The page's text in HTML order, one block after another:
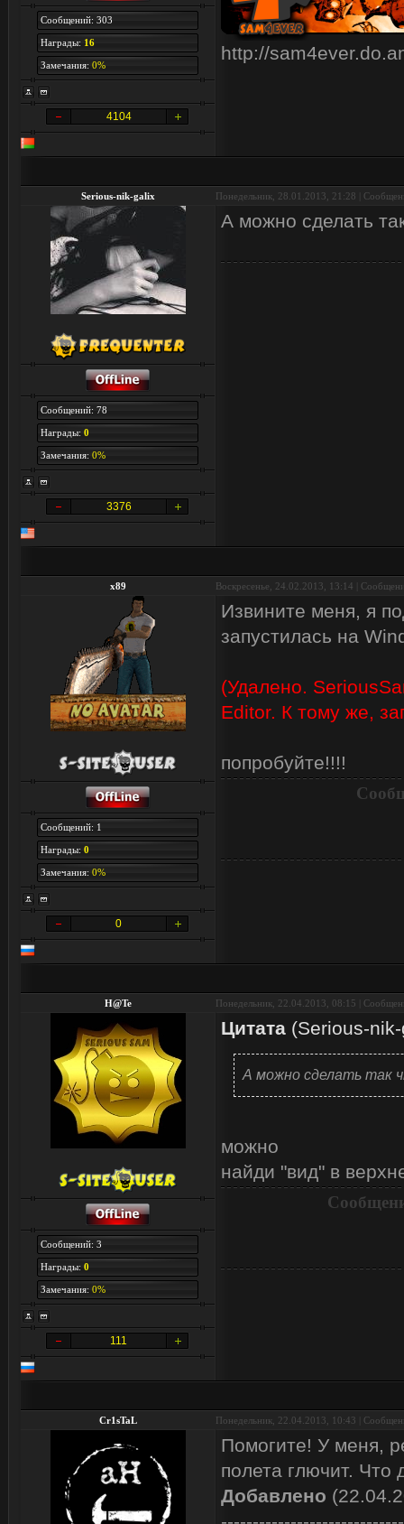
Сообщений: 303
Награды: 16
Замечания: 0%
4104
http://
Serious-nik-galix Понедельник, 28.01.2013, 21:28 |
Сообщений: 78
Награды: 0
Замечания: 0%
3376
А можно сделать
x89 Воскресенье, 24.02.2013, 13:14 |
Сообщений: 1
Награды: 0
Замечания: 0%
0
Извините меня, я
запустилась на
(Удалено.
Editor. К тому же,
попробуйте!!!!
H@Te Понедельник, 22.04.2013, 08:15 |
Сообщений: 3
Награды: 0
Замечания: 0%
111
Цитата (Serious-
А можно сделать так
можно
найди "вид" в
Cr1sTaL Понедельник, 22.04.2013, 10:43 |
Помогите! У меня,
полета глючит. Что
Добавлено